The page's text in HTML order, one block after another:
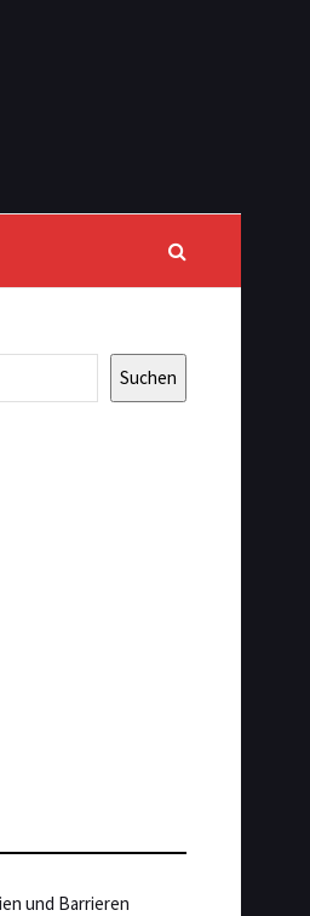
Suchen
und Barrieren